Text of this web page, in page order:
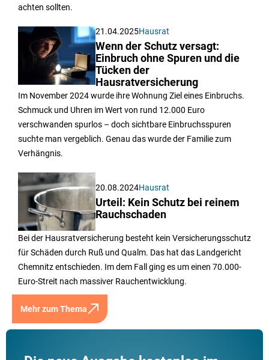
achten sollten.
21.04.2025Hausrat
Wenn der Schutz versagt:
Einbruch ohne Spuren und die
Tücken der
Hausratversicherung
Im November 2024 wurde ihre Wohnung Ziel eines Einbruchs.
Schmuck und Uhren im Wert von rund 12.000 Euro
verschwanden spurlos – doch sichtbare Einbruchsspuren
suchte man vergeblich. Genau das wurde der Familie zum
Verhängnis.
20.08.2024Hausrat
Urteil: Kein Schutz bei reinem
Rauchschaden
Bei der Hausratversicherung besteht kein Versicherungsschutz
für Schäden durch Ruß und Qualm. Das hat das Landgericht
Chemnitz entschieden. Im dem Fall ging es um einen 70.000-
Euro-Streit nach massiver Rauchentwicklung.
Mehr zum Thema